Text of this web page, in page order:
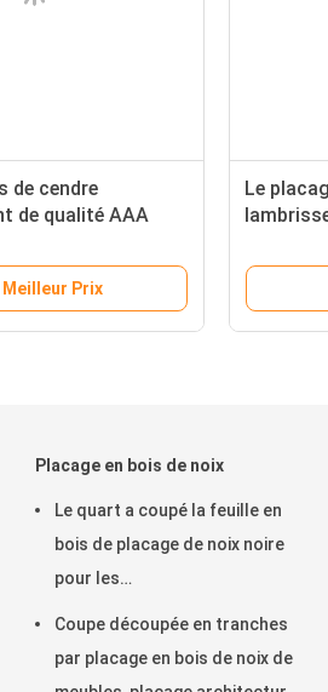
de cendre
de qualité AAA
Meilleur Prix
Le
0.5mm
Placage en bois de noix
Le quart a coupé la feuille en
bois de placage de noix noire
pour les
meubles/contreplaqué
Coupe découpée en tranches
par placage en bois de noix de